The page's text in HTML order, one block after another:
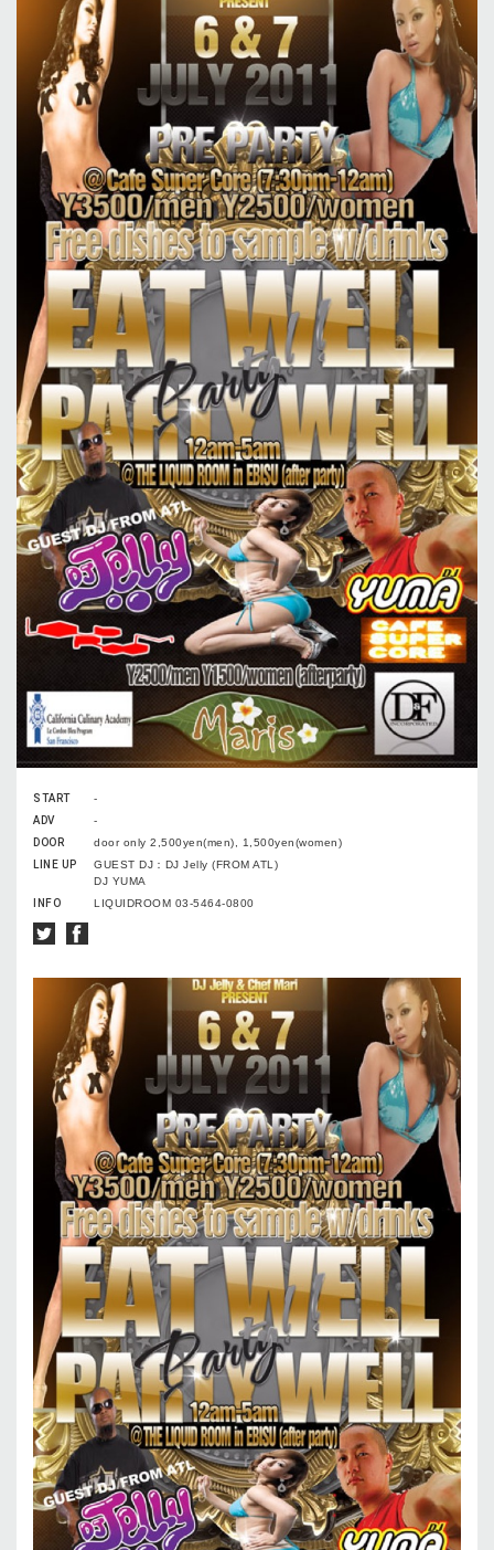
START
-
ADV
-
DOOR
door only 2,500yen(men), 1,500yen(women)
LINE UP
GUEST DJ：DJ Jelly (FROM ATL)
DJ YUMA
INFO
LIQUIDROOM 03-5464-0800